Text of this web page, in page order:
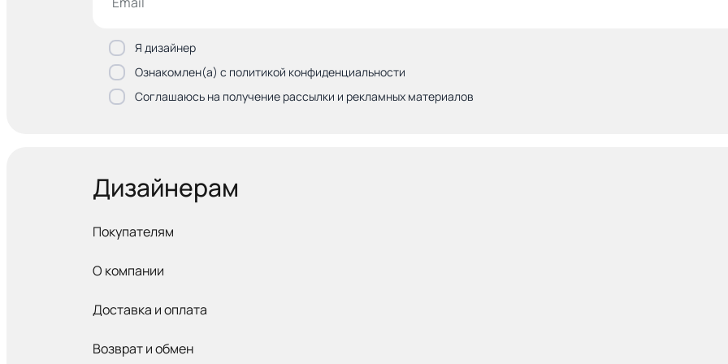
Я дизайнер
Ознакомлен(а) с политикой конфиденциальности
Соглашаюсь на получение рассылки и рекламных материалов
Дизайнерам
Покупателям
О компании
Доставка и оплата
Возврат и обмен